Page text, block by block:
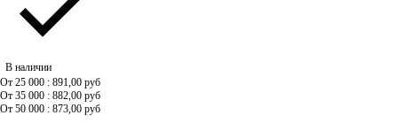
В наличии
От 25 000 : 891,00 руб
От 35 000 : 882,00 руб
От 50 000 : 873,00 руб